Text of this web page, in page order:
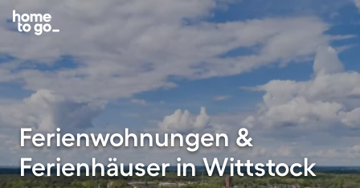
Ferienwohnungen &
Ferienhäuser in Wittstock